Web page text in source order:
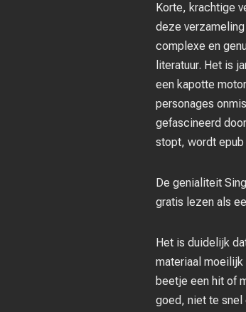
Korte, krachtige
deze
complexe en
literatuur. Het is
een kapotte
personages
gefascineerd
stopt, wordt epub
De genialiteit
gratis lezen als
Het is duidelijk
materiaal
beetje een hit of
goed, niet te snel